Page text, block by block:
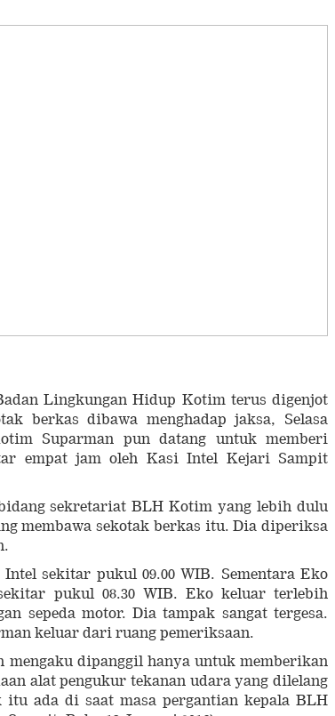
Lingkungan Hidup Kotim terus digenjot
berkas dibawa menghadap jaksa, Selasa
Suparman pun datang untuk memberi
empat jam oleh Kasi Intel Kejari Sampit
sekretariat BLH Kotim yang lebih dulu
membawa sekotak berkas itu. Dia diperiksa
sekitar pukul 09.00 WIB. Sementara Eko
pukul 08.30 WIB. Eko keluar terlebih
sepeda motor. Dia tampak sangat tergesa.
keluar dari ruang pemeriksaan.
mengaku dipanggil hanya untuk memberikan
alat pengukur tekanan udara yang dilelang
itu ada di saat masa pergantian kepala BLH